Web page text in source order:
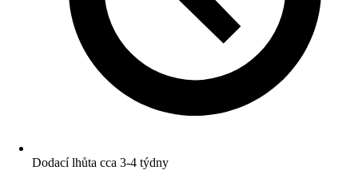
Dodací lhůta cca 3-4 týdny